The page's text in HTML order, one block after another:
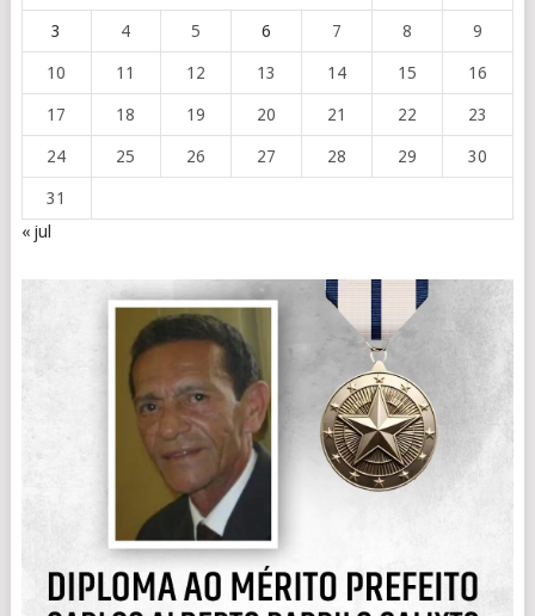
3 4 5 6 7 8 9
10 11 12 13 14 15 16
17 18 19 20 21 22 23
24 25 26 27 28 29 30
31
« jul